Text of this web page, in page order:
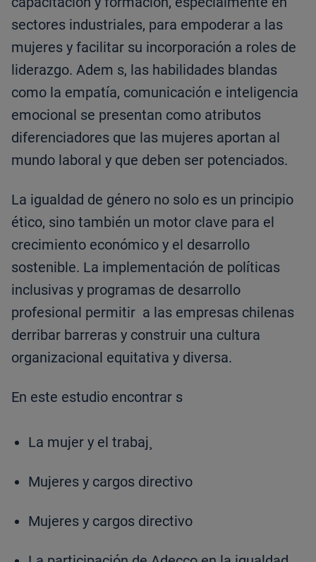
sectores industriales, para empoderar a las
mujeres y facilitar su incorporación a roles de
liderazgo. Adem s, las habilidades blandas
como la empatía, comunicación e inteligencia
emocional se presentan como atributos
diferenciadores que las mujeres aportan al
mundo laboral y que deben ser potenciados.
La igualdad de género no solo es un principio
ético, sino también un motor clave para el
crecimiento económico y el desarrollo
sostenible. La implementación de políticas
inclusivas y programas de desarrollo
profesional permitir a las empresas chilenas
derribar barreras y construir una cultura
organizacional equitativa y diversa.
En este estudio encontrar s
La mujer y el trabaj¸
Mujeres y cargos directivo
Mujeres y cargos directivo